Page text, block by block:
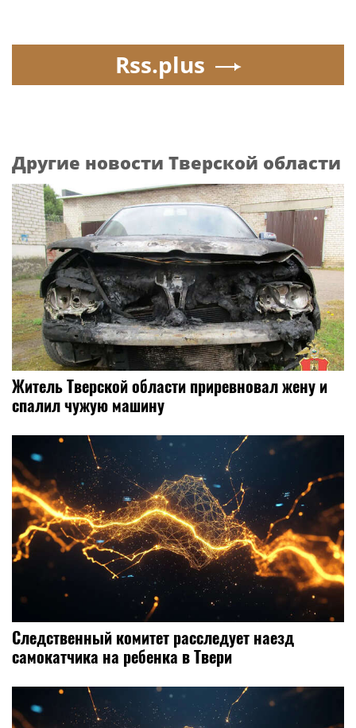
Rss.plus
Другие новости Тверской области
Житель Тверской области приревновал жену и
спалил чужую машину
Следственный комитет расследует наезд
самокатчика на ребенка в Твери